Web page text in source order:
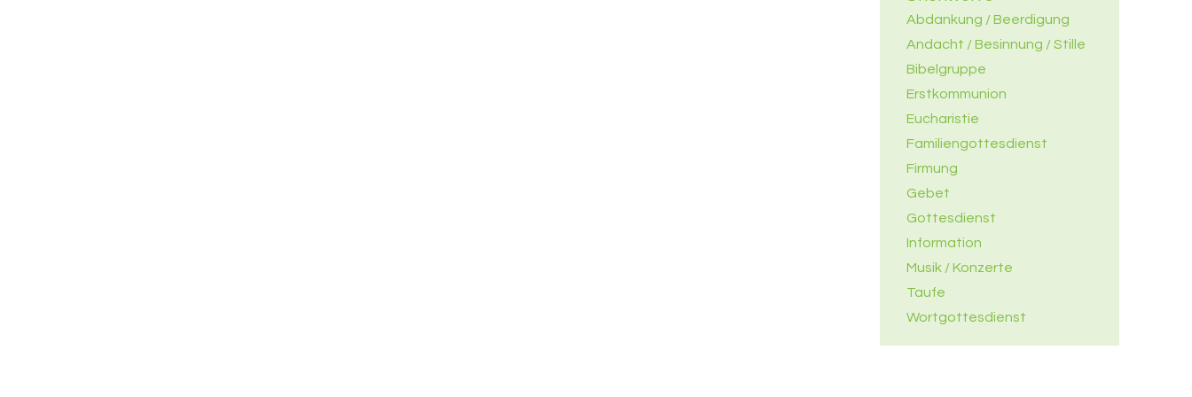
Abdankung / Beerdigung
Andacht / Besinnung / Stille
Bibelgruppe
Erstkommunion
Eucharistie
Familiengottesdienst
Firmung
Gebet
Gottesdienst
Information
Musik / Konzerte
Taufe
Wortgottesdienst